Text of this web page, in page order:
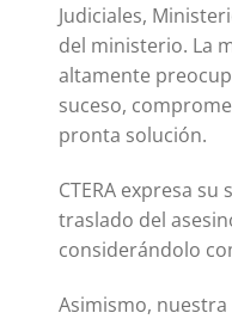
Judiciales,
del ministerio. La
altamente
suceso,
pronta solución.
CTERA expresa
traslado del
considerándolo
Asimismo,